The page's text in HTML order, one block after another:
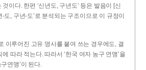
이다. 한편 ‘신년도, 구년도’ 등은 발음이 [신
­-도, 구년-­도’로 분석되는 구조이므로 이 규정이
이루어진 고유 명사를 붙여 쓰는 경우에도, 결
따라 적는다. 따라서 ‘한국 여자 농구 연맹’을
연맹’이 된다.